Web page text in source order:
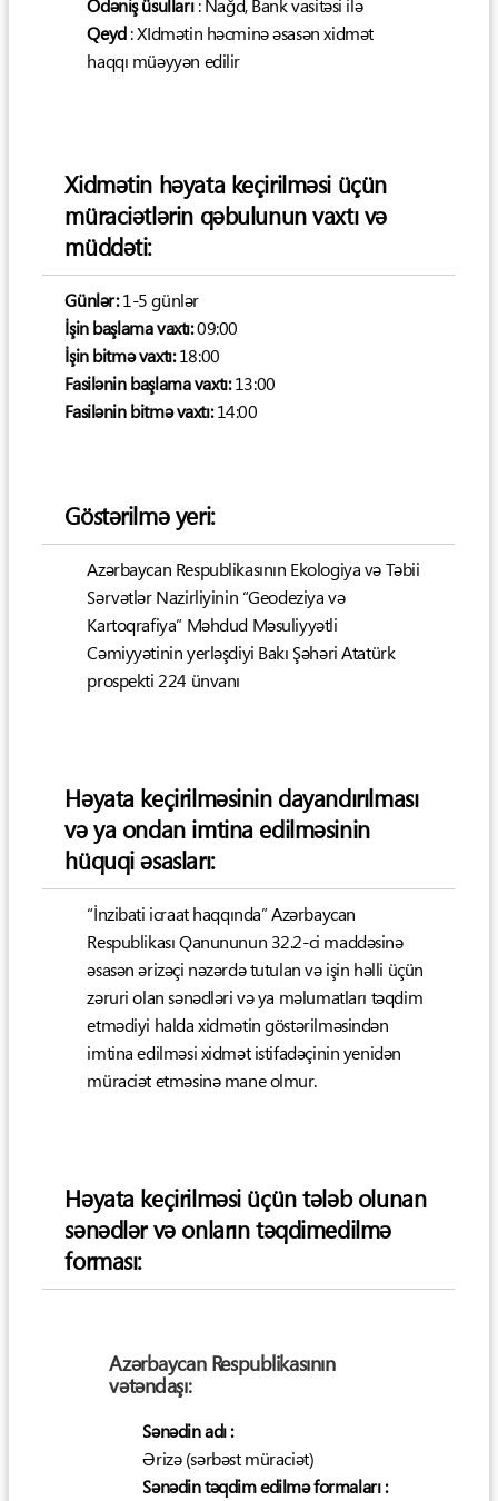
Ödəniş üsulları: Nağd, Bank vasitəsi ilə
Qeyd: XIdmətin həcminə əsasən xidmət
haqqı müəyyən edilir
Xidmətin həyata keçirilməsi üçün
müraciətlərin qəbulunun vaxtı və
müddəti:
Günlər:1-5 günlər
İşin başlama vaxtı:09:00
İşin bitmə vaxtı:18:00
Fasilənin başlama vaxtı:13:00
Fasilənin bitmə vaxtı:14:00
Göstərilmə yeri:
Azərbaycan Respublikasının Ekologiya və Təbii
Sərvətlər Nazirliyinin “Geodeziya və
Kartoqrafiya” Məhdud Məsuliyyətli
Cəmiyyətinin yerləşdiyi Bakı Şəhəri Atatürk
prospekti 224 ünvanı
Həyata keçirilməsinin dayandırılması
və ya ondan imtina edilməsinin
hüquqi əsasları:
“İnzibati icraat haqqında” Azərbaycan
Respublikası Qanununun 32.2-ci maddəsinə
əsasən ərizəçi nəzərdə tutulan və işin həlli üçün
zəruri olan sənədləri və ya məlumatları təqdim
etmədiyi halda xidmətin göstərilməsindən
imtina edilməsi xidmət istifadəçinin yenidən
müraciət etməsinə mane olmur.
Həyata keçirilməsi üçün tələb olunan
sənədlər və onların təqdimedilmə
forması:
Azərbaycan Respublikasının
vətəndaşı:
Sənədin adı :
Ərizə (sərbəst müraciət)
Sənədin təqdim edilmə formaları :